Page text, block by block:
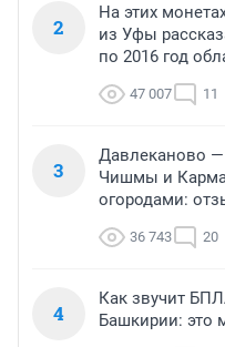
2
На этих
из Уфы
по 2016 год
47 007 11
3
Давлеканово —
Чишмы и
огородами:
36 743 20
4
Как звучит
Башкирии: это